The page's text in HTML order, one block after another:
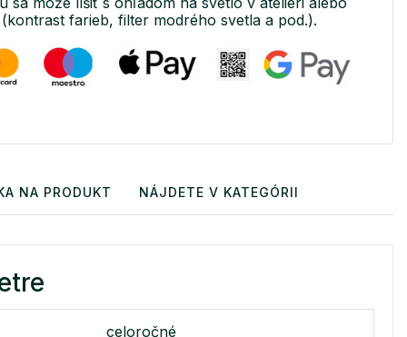
farieb, filter modrého svetla a pod.).
NA PRODUKT NÁJDETE V KATEGÓRII
celoročné